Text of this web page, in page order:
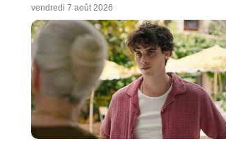
vendredi 7 août 2026